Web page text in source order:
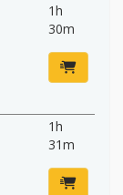
1h
30m
1h
31m